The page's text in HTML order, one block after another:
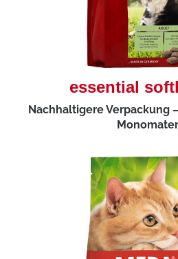
essential
Nachhaltigere Verpackung